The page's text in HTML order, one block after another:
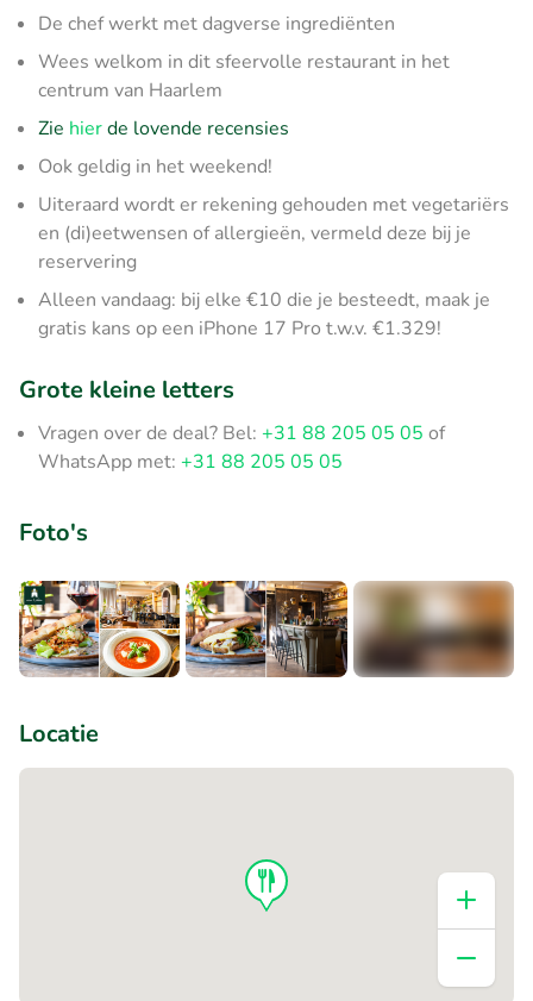
De chef werkt met dagverse ingrediënten
Wees welkom in dit sfeervolle restaurant in het
centrum van Haarlem
Zie hierde lovende recensies
Ook geldig in het weekend!
Uiteraard wordt er rekening gehouden met vegetariërs
en (di)eetwensen of allergieën, vermeld deze bij je
reservering
Alleen vandaag: bij elke €10 die je besteedt, maak je
gratis kans op een iPhone 17 Pro t.w.v. €1.329!
Grote kleine letters
Vragen over de deal? Bel: +31 88 205 05 05 of
WhatsApp met: +31 88 205 05 05
Foto's
Locatie